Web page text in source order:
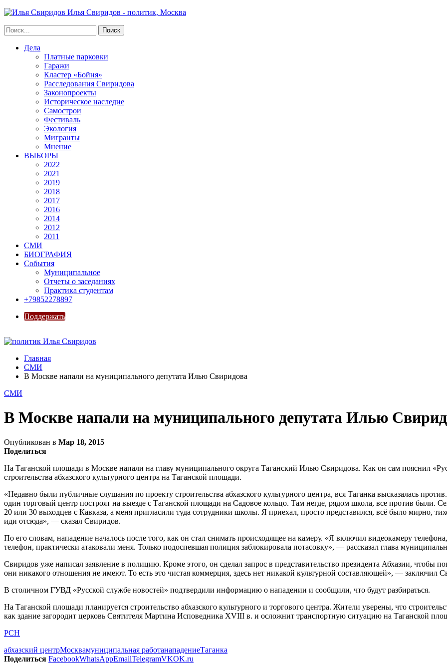
Илья Свиридов - политик, Москва
Дела
Платные парковки
Гаражи
Кластер «Бойня»
Расследования Свиридова
Законопроекты
Историческое наследие
Самострои
Фестиваль
Экология
Мигранты
Мнение
ВЫБОРЫ
2022
2021
2019
2018
2017
2016
2014
2012
2011
СМИ
БИОГРАФИЯ
События
Муниципальное
Отчеты о заседаниях
Практика студентам
+79852278897
Поддержать
Главная
СМИ
В Москве напали на муниципального депутата Илью Свиридова
СМИ
В Москве напали на муниципального депутата Илью
Опубликован в Мар 18, 2015
Поделиться
На Таганской площади в Москве напали на главу муниципального округа Таганский Илью Свиридова. Как он сам пояснил
строительства абхазского культурного центра на Таганской площади.
«Недавно были публичные слушания по проекту строительства абхазского культурного центра, вся Таганка высказалась
один торговый центр построят на выезде с Таганской площади на Садовое кольцо. Там негде, рядом школа, все против были.
20 или 30 выходцев с Кавказа, а меня пригласили туда сотрудники школы. Я приехал, просто представился, всё было мирно,
иди отсюда», — сказал Свиридов.
По его словам, нападение началось после того, как он стал снимать происходящее на камеру. «Я включил видеокамеру
телефон, практически атаковали меня. Только подоспевшая полиция заблокировала потасовку», — рассказал глава
Свиридов уже написал заявление в полицию. Кроме этого, он сделал запрос в представительство президента Абхазии, чтобы
они никакого отношения не имеют. То есть это чистая коммерция, здесь нет никакой культурной составляющей», — заключил
В столичном ГУВД «Русской службе новостей» подтвердили информацию о нападении и сообщили, что будут разбираться.
На Таганской площади планируется строительство абхазского культурного и торгового центра. Жители уверены, что
как здание загородит церковь Святителя Мартина Исповедника XVIII в. и осложнит транспортную ситуацию на Таганской
РСН
абхазский центрМосквамуниципальная работанападениеТаганка
Поделиться FacebookWhatsAppEmailTelegramVKOK.ru